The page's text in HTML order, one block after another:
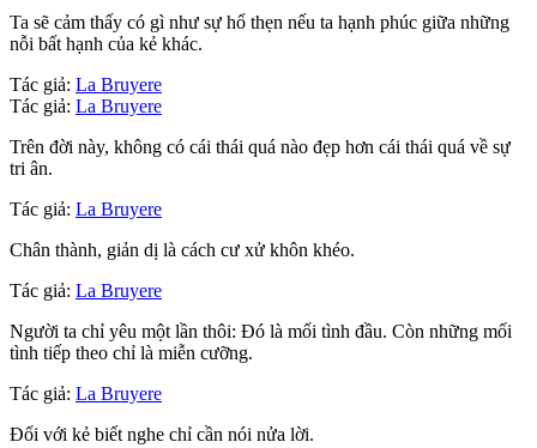
Ta sẽ cảm thấy có gì như sự hổ thẹn nếu ta hạnh phúc giữa những
nỗi bất hạnh của kẻ khác.
Tác giả: La Bruyere
Tác giả: La Bruyere
Trên đời này, không có cái thái quá nào đẹp hơn cái thái quá về sự
tri ân.
Tác giả: La Bruyere
Chân thành, giản dị là cách cư xử khôn khéo.
Tác giả: La Bruyere
Người ta chỉ yêu một lần thôi: Đó là mối tình đầu. Còn những mối
tình tiếp theo chỉ là miễn cưỡng.
Tác giả: La Bruyere
Đối với kẻ biết nghe chỉ cần nói nửa lời.